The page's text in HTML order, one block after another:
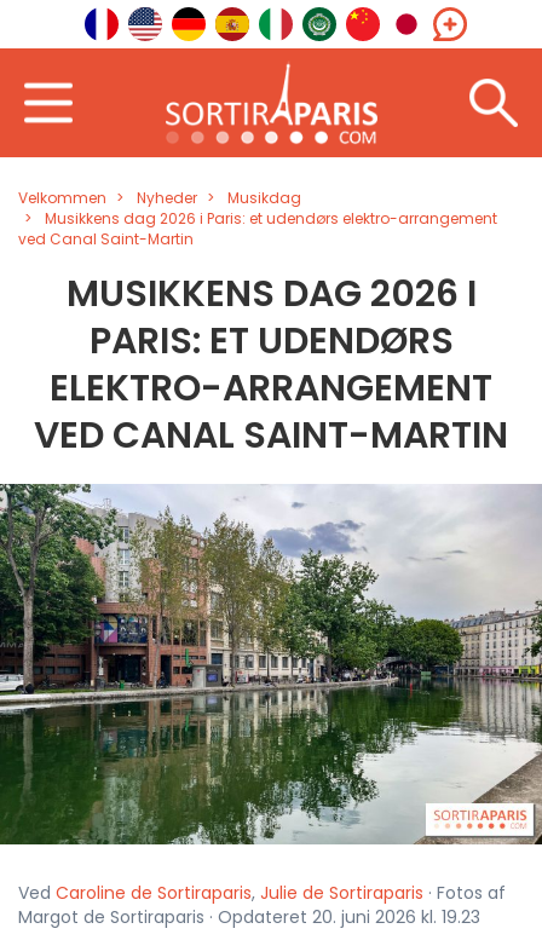
Velkommen Nyheder
Musikdag
Musikkens dag 2026 i Paris: et udendørs elektro-arrangement
ved Canal Saint-Martin
MUSIKKENS DAG 2026 I
PARIS: ET UDENDØRS
ELEKTRO-ARRANGEMENT
VED CANAL SAINT-MARTIN
Ved Caroline de Sortiraparis, Julie de Sortiraparis · Fotos af
Margot de Sortiraparis · Opdateret 20. juni 2026 kl. 19.23